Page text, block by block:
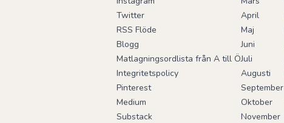
Twitter
RSS Flöde
Blogg
Matlagningsordlista från A till Ö
Integritetspolicy
Pinterest
Medium
Substack
April
Maj
Juni
Juli
Augusti
September
Oktober
November